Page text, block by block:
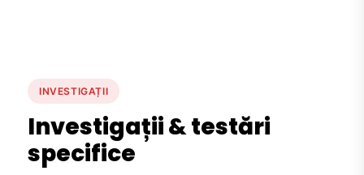
INVESTIGAȚII
Investigații & testări
specifice